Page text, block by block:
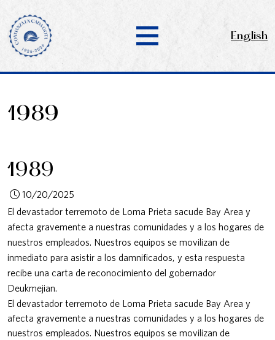
English
1989
1989
10/20/2025
El devastador terremoto de Loma Prieta sacude Bay Area y
afecta gravemente a nuestras comunidades y a los hogares de
nuestros empleados. Nuestros equipos se movilizan de
inmediato para asistir a los damnificados, y esta respuesta
recibe una carta de reconocimiento del gobernador
Deukmejian.
El devastador terremoto de Loma Prieta sacude Bay Area y
afecta gravemente a nuestras comunidades y a los hogares de
nuestros empleados. Nuestros equipos se movilizan de